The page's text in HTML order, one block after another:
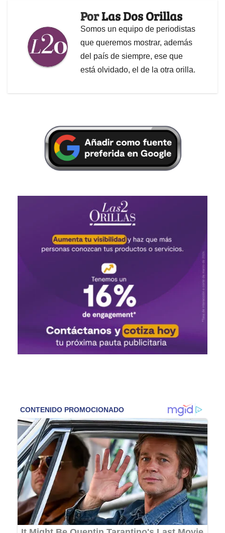
PorLas Dos Orillas
Somos un equipo de periodistas
que queremos mostrar, además
del país de siempre, ese que
está olvidado, el de la otra orilla.